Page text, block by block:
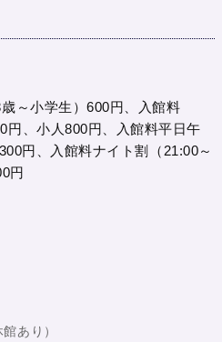
～小学生）600円、入館料
円、小人800円、入館料平日午
円、入館料ナイト割（21:00～
円
あり）